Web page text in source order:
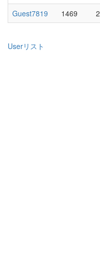
Guest7819
1469 2
Userリスト